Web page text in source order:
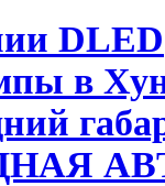
DLED
в